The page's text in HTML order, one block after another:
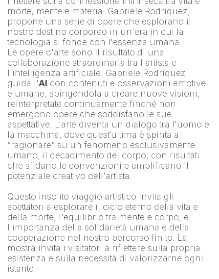
morte, mente e materia. Gabriele Rodriquez,
propone una serie di opere che esplorano il
nostro destino corporeo in un'era in cui la
tecnologia si fonde con l'essenza umana.
Le opere d'arte sono il risultato di una
collaborazione straordinaria tra l'artista e
l'intelligenza artificiale. Gabriele Rodriquez
guida l'AI con contenuti e osservazioni emotive
e umane, spingendola a creare nuove visioni,
reinterpretate continuamente finché non
emergono opere che soddisfano le sue
aspettative. L'arte diventa un dialogo tra l'uomo e
la macchina, dove quest’ultima è spinta a
“ragionare” su un fenomeno esclusivamente
umano, il decadimento del corpo, con risultati
che sfidano le convenzioni e amplificano il
potenziale creativo dell'artista.
Questo insolito viaggio artistico invita gli
spettatori a esplorare il ciclo eterno della vita e
della morte, l'equilibrio tra mente e corpo, e
l'importanza della solidarietà umana e della
cooperazione nel nostro percorso finito. La
mostra invita i visitatori a riflettere sulla propria
esistenza e sulla necessità di valorizzarne ogni
istante.